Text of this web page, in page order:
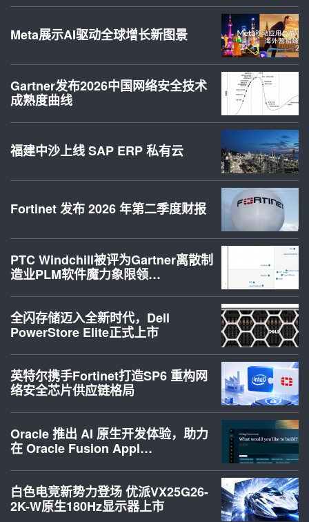
Meta展示AI驱动全球增长新图景
Gartner发布2026中国网络安全技术
成熟度曲线
福建中沙上线 SAP ERP 私有云
Fortinet 发布 2026 年第二季度财报
PTC Windchill被评为Gartner离散制
造业PLM软件魔力象限领…
全闪存储迈入全新时代，Dell
PowerStore Elite正式上市
英特尔携手Fortinet打造SP6 重构网
络安全芯片供应链格局
Oracle 推出 AI 原生开发体验，助力
在 Oracle Fusion Appl…
白色电竞新势力登场 优派VX25G26-
2K-W原生180Hz显示器上市